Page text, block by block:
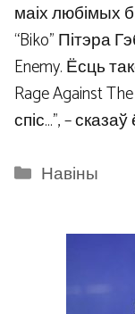
маіх любімых
“Biko” Пітэра
Enemy. Ёсць
Rage Against
спіс…”, – сказаў
Categories
Навіны